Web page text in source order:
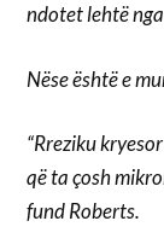
ndotet lehtë
Nëse është e
“Rreziku
që ta çosh
fund Roberts.